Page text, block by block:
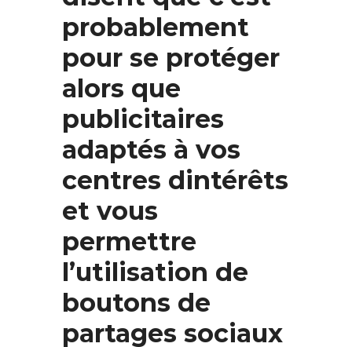
probablement
pour se protéger
alors que
publicitaires
adaptés à vos
centres dintérêts
et vous
permettre
l’utilisation de
boutons de
partages sociaux